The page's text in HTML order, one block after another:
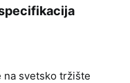
na svetsko tržište